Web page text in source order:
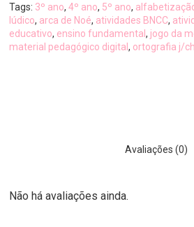
Tags: 3º ano,4º ano, 5º ano,
lúdico, arca de Noé, atividades BNCC,
educativo, ensino fundamental, jogo da
material pedagógico digital, ortografia j/
Avaliações (0)
Não há avaliações ainda.